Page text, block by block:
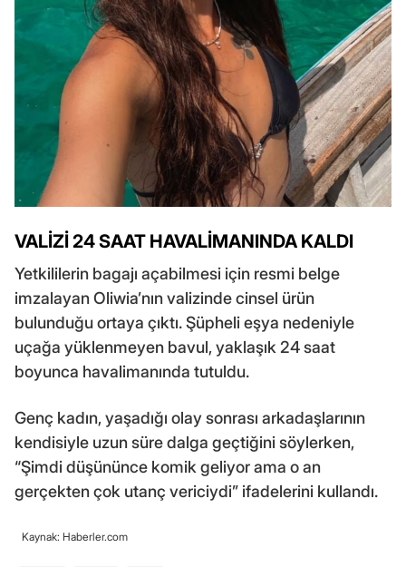
VALİZİ 24 SAAT HAVALİMANINDA KALDI
Yetkililerin bagajı açabilmesi için resmi belge
imzalayan Oliwia’nın valizinde cinsel ürün
bulunduğu ortaya çıktı. Şüpheli eşya nedeniyle
uçağa yüklenmeyen bavul, yaklaşık 24 saat
boyunca havalimanında tutuldu.
Genç kadın, yaşadığı olay sonrası arkadaşlarının
kendisiyle uzun süre dalga geçtiğini söylerken,
“Şimdi düşününce komik geliyor ama o an
gerçekten çok utanç vericiydi” ifadelerini kullandı.
Kaynak: Haberler.com